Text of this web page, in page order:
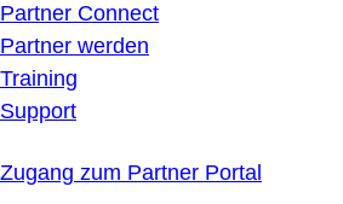
Partner Connect
Partner werden
Training
Support
Zugang zum Partner Portal